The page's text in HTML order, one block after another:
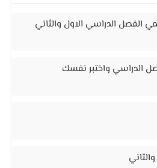
الفصل الدراسي الاول والثاني
الدراسي واختبر نفسك